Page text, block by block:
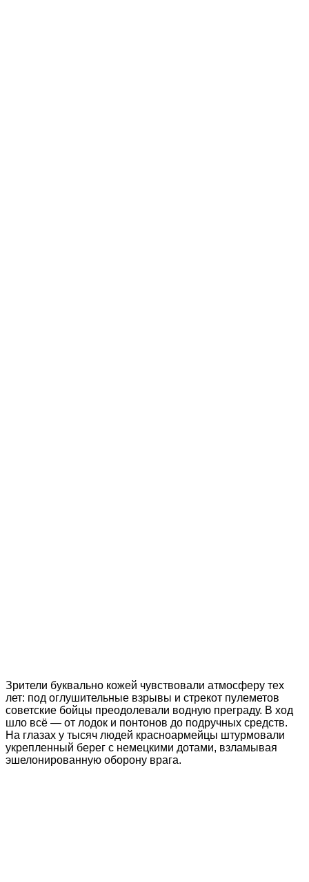
Зрители буквально кожей чувствовали атмосферу тех
лет: под оглушительные взрывы и стрекот пулеметов
советские бойцы преодолевали водную преграду. В ход
шло всё — от лодок и понтонов до подручных средств.
На глазах у тысяч людей красноармейцы штурмовали
укрепленный берег с немецкими дотами, взламывая
эшелонированную оборону врага.